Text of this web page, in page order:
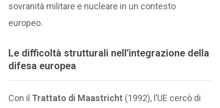
sovranità militare e nucleare in un contesto
europeo.
Le difficoltà strutturali nell’integrazione della
difesa europea
Con il Trattato di Maastricht (1992), l’UE cercò di